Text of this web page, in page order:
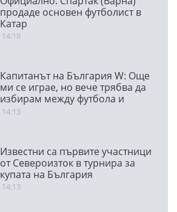
продаде основен футболист в
Катар
14:18
Капитанът на България W: Още
ми се играе, но вече трябва да
избирам между футбола и
семейството
14:13
Известни са първите участници
от Североизток в турнира за
купата на България
14:13